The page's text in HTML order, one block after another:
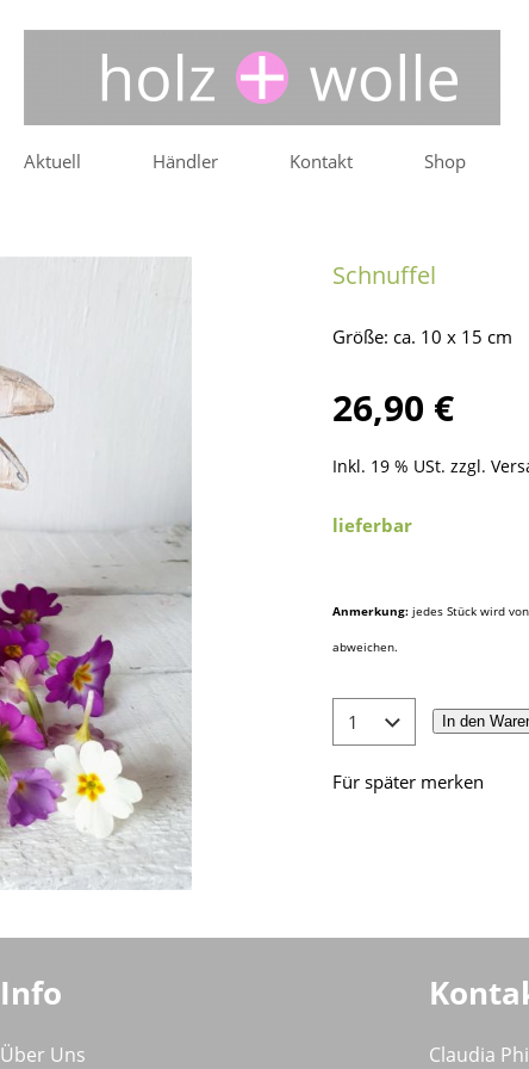
Aktuell Händler Kontakt Shop
Schnuffel
Größe: ca. 10 x 15 cm
26,90 €
Inkl. 19 % USt. zzgl.
lieferbar
Anmerkung: jedes Stück wird
abweichen.
In den
Für später merken
Info
Über Uns Claudia